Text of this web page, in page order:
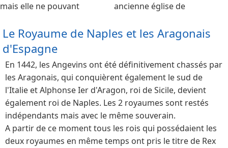
Le Royaume de Naples et les Aragonais
d'Espagne
En 1442, les Angevins ont été définitivement chassés par
les Aragonais, qui conquièrent également le sud de
l'Italie et Alphonse Ier d'Aragon, roi de Sicile, devient
également roi de Naples. Les 2 royaumes sont restés
indépendants mais avec le même souverain.
A partir de ce moment tous les rois qui possédaient les
deux royaumes en même temps ont pris le titre de Rex